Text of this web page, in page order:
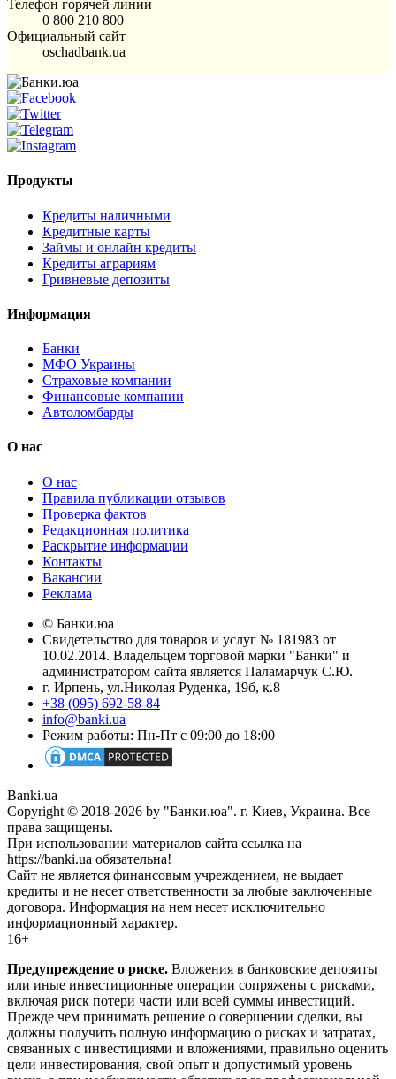
Телефон горячей линии
0 800 210 800
Официальный сайт
oschadbank.ua
Продукты
Кредиты наличными
Кредитные карты
Займы и онлайн кредиты
Кредиты аграриям
Гривневые депозиты
Информация
Банки
МФО Украины
Страховые компании
Финансовые компании
Автоломбарды
О нас
О нас
Правила публикации отзывов
Проверка фактов
Редакционная политика
Раскрытие информации
Контакты
Вакансии
Реклама
© Банки.юа
Свидетельство для товаров и услуг № 181983 от
10.02.2014. Владельцем торговой марки "Банки" и
администратором сайта является Паламарчук С.Ю.
г. Ирпень, ул.Николая Руденка, 19б, к.8
+38 (095) 692-58-84
info@banki.ua
Режим работы: Пн-Пт с 09:00 до 18:00
Banki.ua
Copyright © 2018-2026 by "Банки.юа". г. Киев, Украина. Все
права защищены.
При использовании материалов сайта ссылка на
https://banki.ua обязательна!
Сайт не является финансовым учреждением, не выдает
кредиты и не несет ответственности за любые заключенные
договора. Информация на нем несет исключительно
информационный характер.
16+
Предупреждение о риске. Вложения в банковские депозиты
или иные инвестиционные операции сопряжены с рисками,
включая риск потери части или всей суммы инвестиций.
Прежде чем принимать решение о совершении сделки, вы
должны получить полную информацию о рисках и затратах,
связанных с инвестициями и вложениями, правильно оценить
цели инвестирования, свой опыт и допустимый уровень